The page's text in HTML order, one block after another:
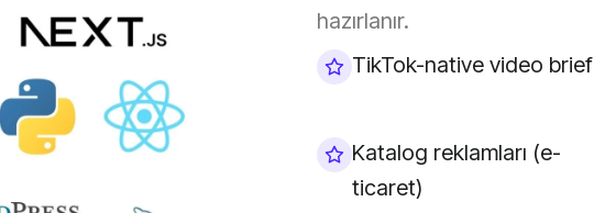
hazırlanır.
TikTok-native video brief
Katalog reklamları (e-
ticaret)